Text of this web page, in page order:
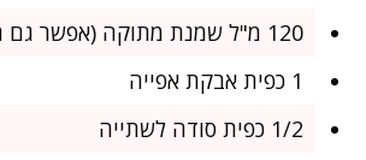
120 מ"ל שמנת מתוקה (אפשר גם ריץ' לפרווה)
1 כפית אבקת אפייה
1/2 כפית סודה לשתייה